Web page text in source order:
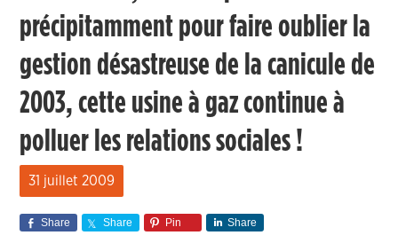
précipitamment pour faire oublier la
gestion désastreuse de la canicule de
2003, cette usine à gaz continue à
polluer les relations sociales !
31 juillet 2009
Share Share Pin Share